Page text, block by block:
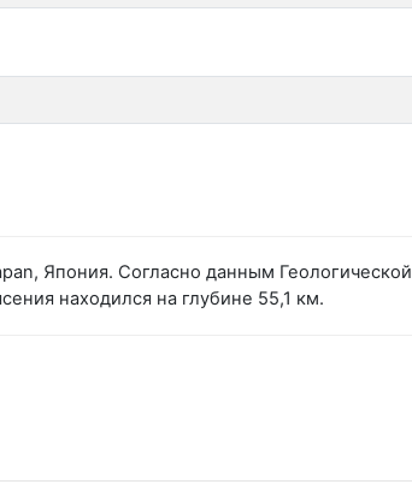
Япония. Согласно данным Геологической
находился на глубине 55,1 км.